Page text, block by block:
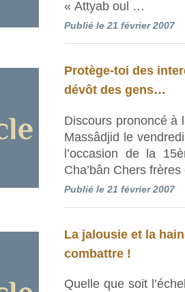
« Attyab oul …
Publié le 21 février 2007
Protège-toi des
dévôt des gens…
Discours prononcé à
Massâdjid le
l’occasion de la
Cha’bân Chers
Publié le 21 février 2007
La jalousie et la
combattre !
Quelle que soit